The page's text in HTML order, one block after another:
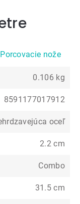
Porcovacie nože
0.106 kg
8591177017912
oceľ
2.2 cm
Combo
31.5 cm